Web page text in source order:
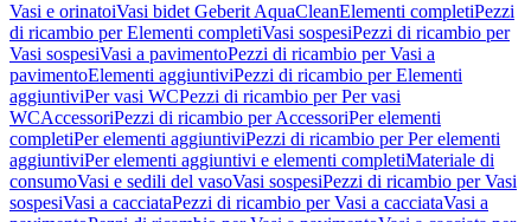
Vasi e orinatoiVasi bidet Geberit AquaCleanElementi completiPezzi
di ricambio per Elementi completiVasi sospesiPezzi di ricambio per
Vasi sospesiVasi a pavimentoPezzi di ricambio per Vasi a
pavimentoElementi aggiuntiviPezzi di ricambio per Elementi
aggiuntiviPer vasi WCPezzi di ricambio per Per vasi
WCAccessoriPezzi di ricambio per AccessoriPer elementi
completiPer elementi aggiuntiviPezzi di ricambio per Per elementi
aggiuntiviPer elementi aggiuntivi e elementi completiMateriale di
consumoVasi e sedili del vasoVasi sospesiPezzi di ricambio per Vasi
sospesiVasi a cacciataPezzi di ricambio per Vasi a cacciataVasi a